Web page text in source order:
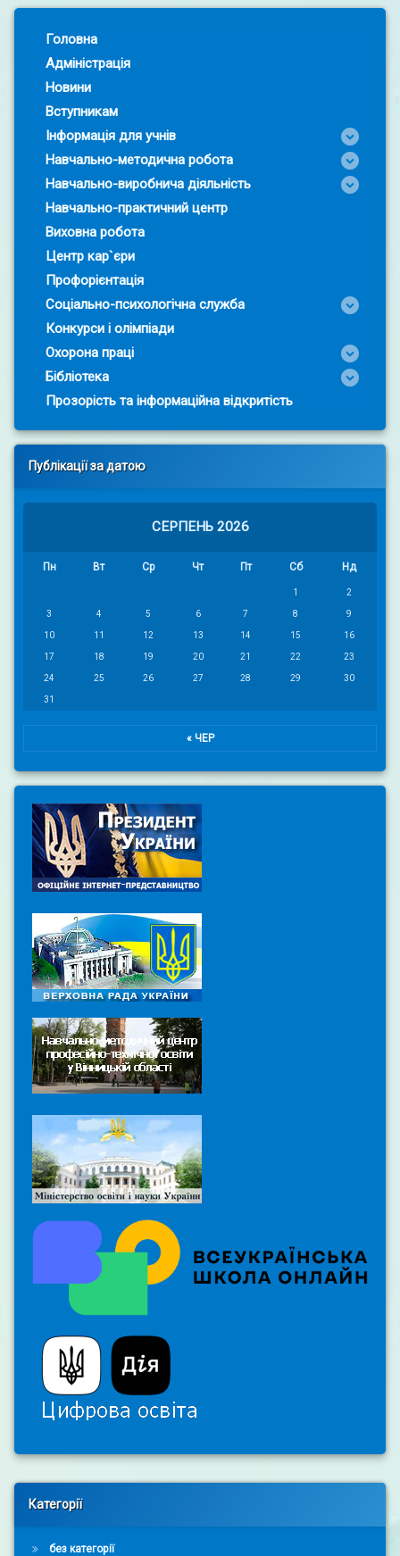
Головна
Адміністрація
Новини
Вступникам
Інформація для учнів
Навчально-методична робота
Навчально-виробнича діяльність
Навчально-практичний центр
Виховна робота
Центр кар`єри
Профорієнтація
Соціально-психологічна служба
Конкурси і олімпіади
Охорона праці
Бібліотека
Прозорість та інформаційна відкритість
Публікації за датою
СЕРПЕНЬ 2026
Пн Вт Ср Чт Пт Сб Нд
1 2
3 4 5 6 7 8 9
10 11 12 13 14 15 16
17 18 19 20 21 22 23
24 25 26 27 28 29 30
31
« ЧЕР
Right Sidebar
Категорії
без категорії